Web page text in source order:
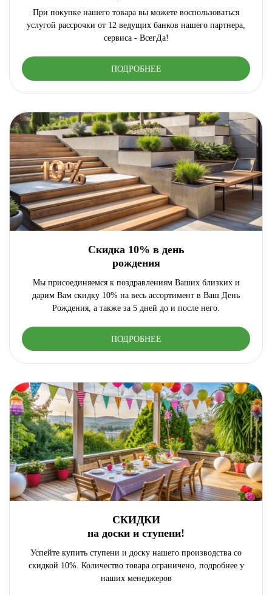
При покупке нашего товара вы можете воспользоваться
услугой рассрочки от 12 ведущих банков нашего партнера,
сервиса - ВсегДа!
ПОДРОБНЕЕ
Скидка 10% в день
рождения
Мы присоединяемся к поздравлениям Ваших близких и
дарим Вам скидку 10% на весь ассортимент в Ваш День
Рождения, а также за 5 дней до и после него.
ПОДРОБНЕЕ
СКИДКИ
на доски и ступени!
Успейте купить ступени и доску нашего производства со
скидкой 10%. Количество товара ограничено, подробнее у
наших менеджеров